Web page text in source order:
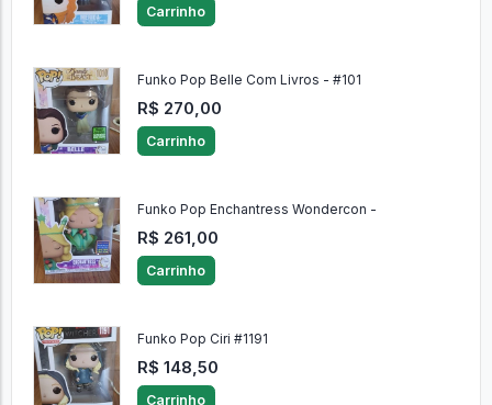
Carrinho
Funko Pop Belle Com Livros - #101
R$ 270,00
Carrinho
Funko Pop Enchantress Wondercon -
R$ 261,00
Carrinho
Funko Pop Ciri #1191
R$ 148,50
Carrinho